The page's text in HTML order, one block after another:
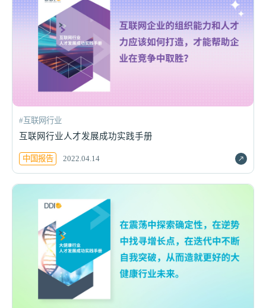
#互联网行业
互联网行业人才发展成功实践手册
中国报告 2022.04.14